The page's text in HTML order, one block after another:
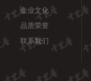
企业文化
品质荣誉
联系我们